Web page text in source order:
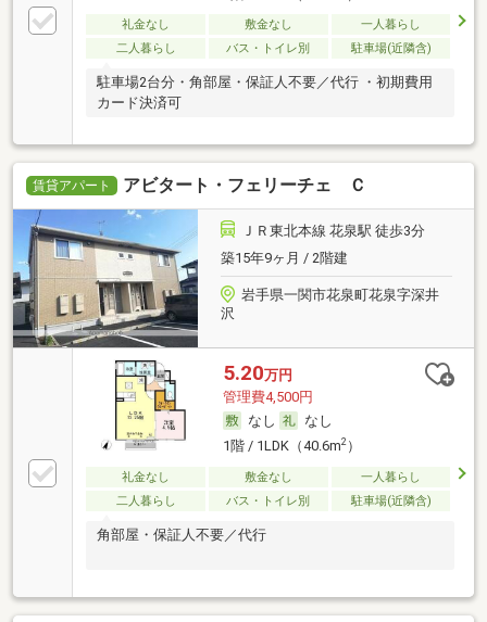
礼金なし 敷金なし
一人暮らし
二人暮らし
バス・トイレ別 駐車場(近隣含)
駐車場2台分・角部屋・保証人不要／代行 ・初期費用
カード決済可
賃貸アパート アビタート・フェリーチェ Ｃ
ＪＲ東北本線 花泉駅 徒歩3分
築15年9ヶ月 / 2階建
岩手県一関市花泉町花泉字深井
沢
5.20万円
管理費4,500円
なし
なし
1階 / 1LDK（40.6m2）
礼金なし 敷金なし
一人暮らし
二人暮らし
バス・トイレ別 駐車場(近隣含)
角部屋・保証人不要／代行